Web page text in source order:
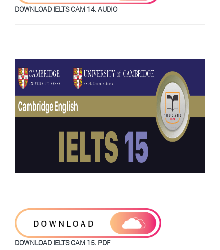
DOWNLOAD IELTS CAM 14. AUDIO
DOWNLOAD IELTS CAM 15. PDF